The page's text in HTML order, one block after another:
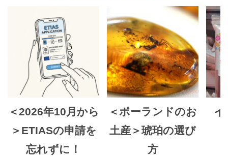
＜2026年10月から
＞ETIASの申請を
忘れずに！
＜ポーランドのお
土産＞琥珀の選び
方
イ